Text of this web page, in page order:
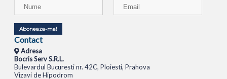
Aboneaza-ma!
Contact
Adresa
Bocris Serv S.R.L.
Bulevardul Bucuresti nr. 42C, Ploiesti, Prahova
Vizavi de Hipodrom